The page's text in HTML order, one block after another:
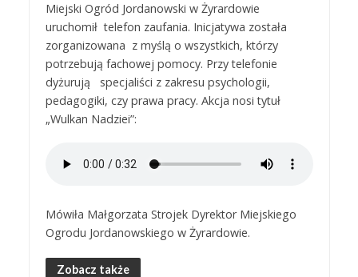
Miejski Ogród Jordanowski w Żyrardowie
uruchomił telefon zaufania. Inicjatywa została
zorganizowana z myślą o wszystkich, którzy
potrzebują fachowej pomocy. Przy telefonie
dyżurują specjaliści z zakresu psychologii,
pedagogiki, czy prawa pracy. Akcja nosi tytuł
„Wulkan Nadziei”:
Mówiła Małgorzata Strojek Dyrektor Miejskiego
Ogrodu Jordanowskiego w Żyrardowie.
Zobacz także